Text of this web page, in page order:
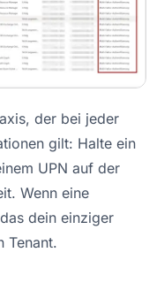
der bei jeder
gilt: Halte ein
UPN auf der
Wenn eine
dein einziger